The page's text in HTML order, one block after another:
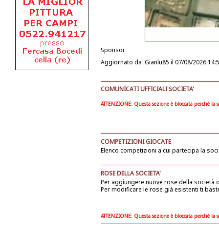
Sponsor
Aggiornato da Gianlu85 il 07/08/2026
COMUNICATI UFFICIALI SOCIETA'
ATTENZIONE: Questa sezione è bloccata perchè
COMPETIZIONI GIOCATE
Elenco competizioni a cui partecipa la
ROSE DELLA SOCIETA'
Per aggiungere nuove rose della società
Per modificare le rose già esistenti ti
ATTENZIONE: Questa sezione è bloccata perchè